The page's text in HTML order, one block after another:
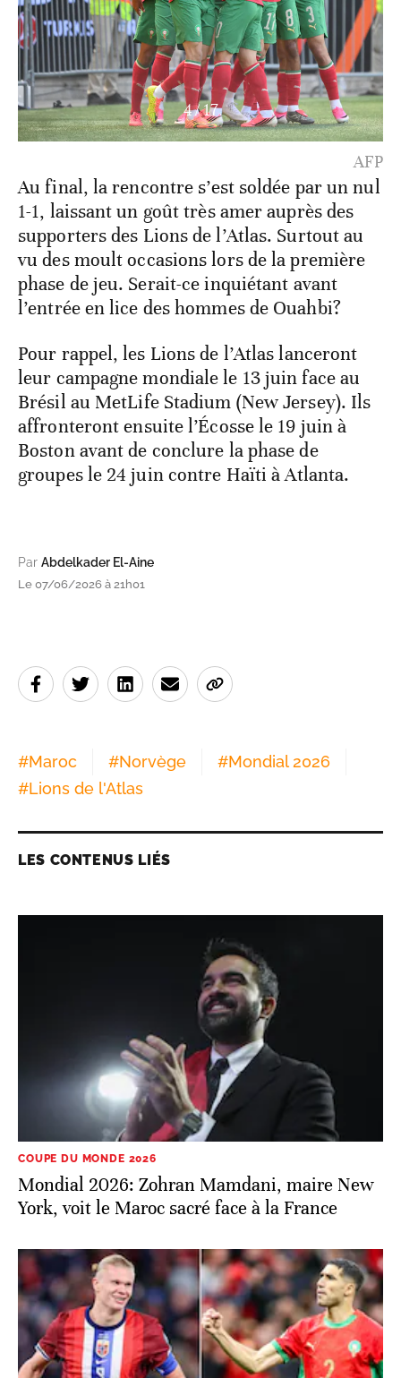
5/17
AFP
Au final, la rencontre s’est soldée par un nul
1-1, laissant un goût très amer auprès des
supporters des Lions de l’Atlas. Surtout au
vu des moult occasions lors de la première
phase de jeu. Serait-ce inquiétant avant
l’entrée en lice des hommes de Ouahbi?
Pour rappel, les Lions de l’Atlas lanceront
leur campagne mondiale le 13 juin face au
Brésil au MetLife Stadium (New Jersey). Ils
affronteront ensuite l’Écosse le 19 juin à
Boston avant de conclure la phase de
groupes le 24 juin contre Haïti à Atlanta.
Par Abdelkader El-Aine
Le 07/06/2026 à 21h01
#Maroc #Norvège #Mondial 2026
#Lions de l'Atlas
LES CONTENUS LIÉS
COUPE DU MONDE 2026
Mondial 2026: Zohran Mamdani, maire New
York, voit le Maroc sacré face à la France